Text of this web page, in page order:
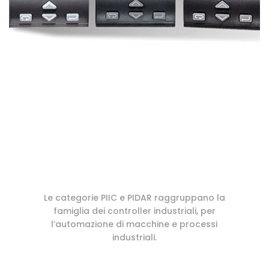
Le categorie PIIC e PIDAR raggruppano la
famiglia dei controller industriali, per
l’automazione di macchine e processi
industriali.